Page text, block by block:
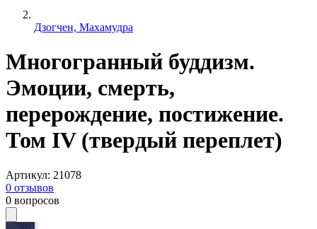
Дзогчен, Махамудра
Многогранный буддизм.
Эмоции, смерть,
перерождение, постижение.
Том IV (твердый переплет)
Артикул: 21078
0 отзывов
0 вопросов